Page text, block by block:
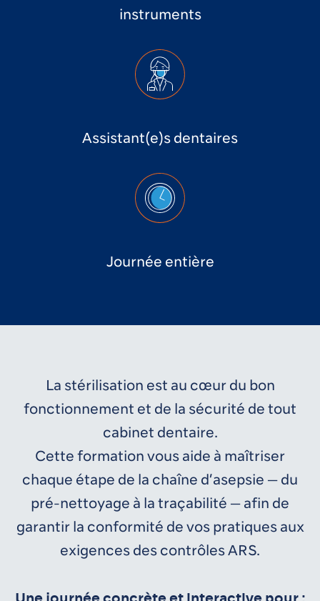
instruments
Assistant(e)s dentaires
Journée entière
La stérilisation est au cœur du bon
fonctionnement et de la sécurité de tout
cabinet dentaire.
Cette formation vous aide à maîtriser
chaque étape de la chaîne d’asepsie — du
pré-nettoyage à la traçabilité — afin de
garantir la conformité de vos pratiques aux
exigences des contrôles ARS.